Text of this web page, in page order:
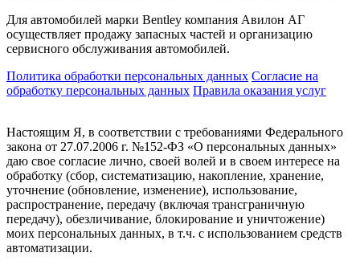
Для автомобилей марки Bentley компания Авилон АГ
осуществляет продажу запасных частей и организацию
сервисного обслуживания автомобилей.
Политика обработки персональных данных Соглаcие на
обработку персональных данных Правила оказания услуг
Настоящим Я, в соответствии с требованиями Федерального
закона от 27.07.2006 г. №152-ФЗ «О персональных данных»
даю свое согласие лично, своей волей и в своем интересе на
обработку (сбор, систематизацию, накопление, хранение,
уточнение (обновление, изменение), использование,
распространение, передачу (включая трансграничную
передачу), обезличивание, блокирование и уничтожение)
моих персональных данных, в т.ч. с использованием средств
автоматизации.